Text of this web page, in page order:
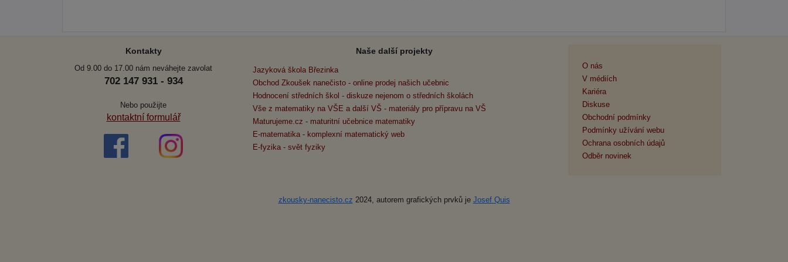
Kontakty
Od 9.00 do 17.00 nám neváhejte zavolat
702 147 931 - 934
Nebo použijte
kontaktní formulář
Naše další projekty
Jazyková škola Březinka
Obchod Zkoušek nanečisto - online prodej našich učebnic
Hodnocení středních škol - diskuze nejenom o středních školách
Vše z matematiky na VŠE a další VŠ - materiály pro přípravu na VŠ
Maturujeme.cz - maturitní učebnice matematiky
E-matematika - komplexní matematický web
E-fyzika - svět fyziky
O nás
V médiích
Kariéra
Diskuse
Obchodní podmínky
Podmínky užívání webu
Ochrana osobních údajů
Odběr novinek
zkousky-nanecisto.cz 2024, autorem grafických prvků je Josef Quis